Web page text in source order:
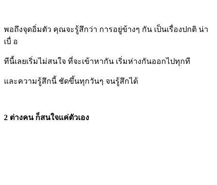
พอถึงจุดอิ่มตัว คุณจะรู้สึกว่า การอยู่ข้างๆ กัน เป็นเรื่องปกติ น่า
เบื่ อ
ทีนี้เลยเริ่มไม่สนใจ ที่จะเข้าหากัน เริ่มห่างกันออกไปทุกที
และความรู้สึกนี้ ชัดขึ้นทุกวันๆ จนรู้สึกได้
2 ต่างคน ก็สนใจแค่ตัวเอง